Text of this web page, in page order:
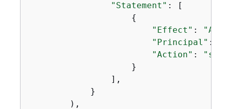
"Statement" : [
{
"Effect" :
"Principal" :
"Action" :
                    }
                ],
            }
        ),